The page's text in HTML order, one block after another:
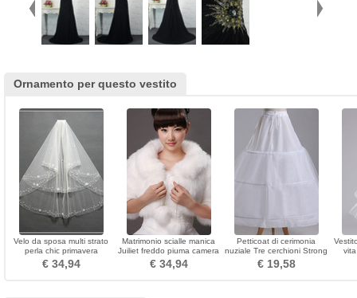
Ornamento per questo vestito
Velo da sposa multi strato
perla chic primavera
€ 34,94
Matrimonio scialle manica
Juiliet freddo piuma camera
1/2 canale
€ 34,94
Petticoat di cerimonia
nuziale Tre cerchioni Strong
Net Stretta del vestito pieno
regolabile
€ 19,58